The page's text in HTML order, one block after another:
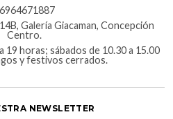
Galería Giacaman, Concepción
Centro.
19 horas; sábados de 10.30 a 15.00
y festivos cerrados.
NEWSLETTER